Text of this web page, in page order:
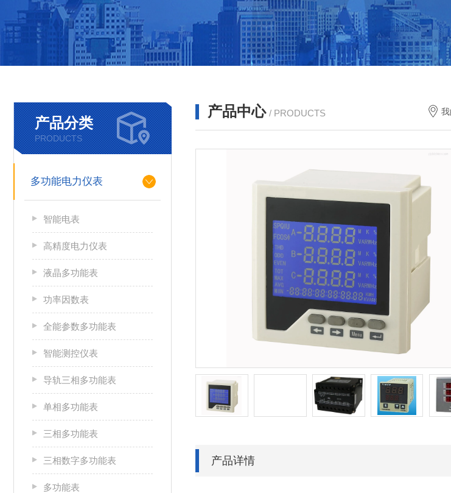
产品分类
PRODUCTS
多功能电力仪表
智能电表
高精度电力仪表
液晶多功能表
功率因数表
全能参数多功能表
智能测控仪表
导轨三相多功能表
单相多功能表
三相多功能表
三相数字多功能表
多功能表
产品中心 / PRODUCTS 我
产品详情